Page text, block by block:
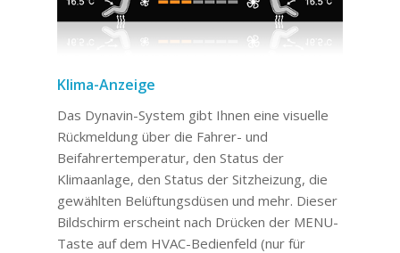
Klima-Anzeige
Das Dynavin-System gibt Ihnen eine visuelle
Rückmeldung über die Fahrer- und
Beifahrertemperatur, den Status der
Klimaanlage, den Status der Sitzheizung, die
gewählten Belüftungsdüsen und mehr. Dieser
Bildschirm erscheint nach Drücken der MENU-
Taste auf dem HVAC-Bedienfeld (nur für